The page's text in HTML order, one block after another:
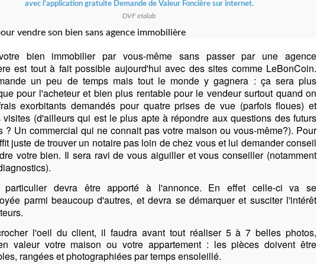
DVF etalab
vendre son bien sans agence immobilière
bien immobilier par vous-même sans passer par une agence
est tout à fait possible aujourd'hui avec des sites comme LeBonCoin.
un peu de temps mais tout le monde y gagnera : ça sera plus
pour l'acheteur et bien plus rentable pour le vendeur surtout quand on
exorbitants demandés pour quatre prises de vue (parfois floues) et
visites (d'ailleurs qui est le plus apte à répondre aux questions des futurs
? Un commercial qui ne connait pas votre maison ou vous-même?). Pour
juste de trouver un notaire pas loin de chez vous et lui demander conseil
votre bien. Il sera ravi de vous aiguiller et vous conseiller (notamment
devra être apporté à l'annonce. En effet celle-ci va se
parmi beaucoup d'autres, et devra se démarquer et susciter l'intérêt
l'oeil du client, il faudra avant tout réaliser 5 à 7 belles photos,
valeur votre maison ou votre appartement : les pièces doivent être
rangées et photographiées par temps ensoleillé.